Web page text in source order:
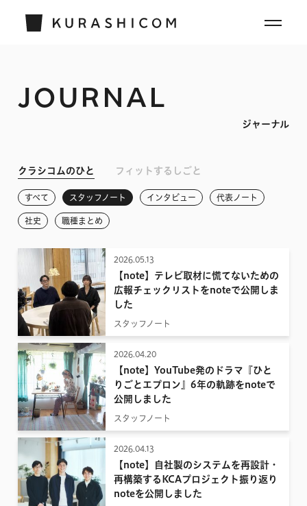
JOURNAL
ジャーナル
クラシコムのひと フィットするしごと
すべて スタッフノート インタビュー 代表ノート
社史 職種まとめ
2026.05.13
【note】テレビ取材に慌てないための
広報チェックリストをnoteで公開しま
した
スタッフノート
2026.04.20
【note】YouTube発のドラマ『ひと
りごとエプロン』6年の軌跡をnoteで
公開しました
スタッフノート
2026.04.13
【note】自社製のシステムを再設計・
再構築するKCAプロジェクト振り返り
noteを公開しました